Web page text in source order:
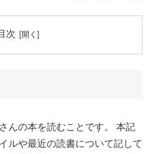
次
んの本を読むことです。 本記
ルや最近の読書について記して